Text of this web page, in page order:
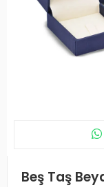
Beş Taş